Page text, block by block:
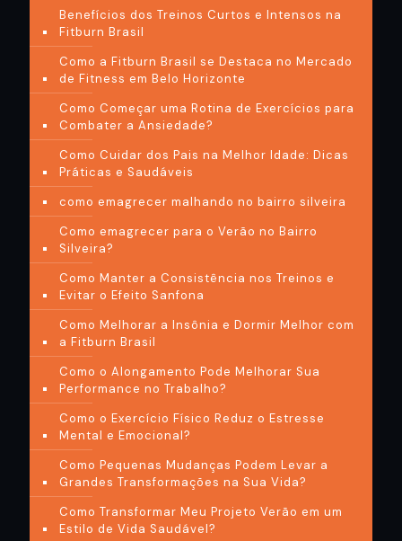
Benefícios dos Treinos Curtos e Intensos na
Fitburn Brasil
Como a Fitburn Brasil se Destaca no Mercado
de Fitness em Belo Horizonte
Como Começar uma Rotina de Exercícios para
Combater a Ansiedade?
Como Cuidar dos Pais na Melhor Idade: Dicas
Práticas e Saudáveis
como emagrecer malhando no bairro silveira
Como emagrecer para o Verão no Bairro
Silveira?
Como Manter a Consistência nos Treinos e
Evitar o Efeito Sanfona
Como Melhorar a Insônia e Dormir Melhor com
a Fitburn Brasil
Como o Alongamento Pode Melhorar Sua
Performance no Trabalho?
Como o Exercício Físico Reduz o Estresse
Mental e Emocional?
Como Pequenas Mudanças Podem Levar a
Grandes Transformações na Sua Vida?
Como Transformar Meu Projeto Verão em um
Estilo de Vida Saudável?